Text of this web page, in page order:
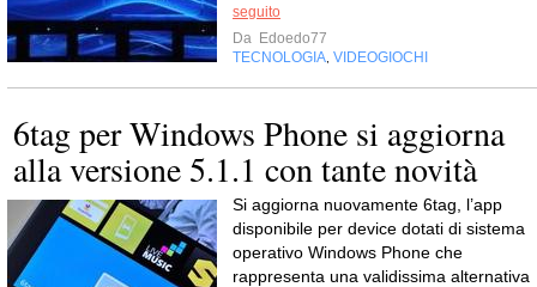
seguito
Da Edoedo77
TECNOLOGIA VIDEOGIOCHI
6tag per Windows Phone si aggiorna
alla versione 5.1.1 con tante novità
Si aggiorna nuovamente 6tag, l’app
disponibile per device dotati di sistema
operativo Windows Phone che
rappresenta una validissima alternativa